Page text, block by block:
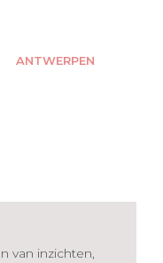
ANTWERPEN
van inzichten,